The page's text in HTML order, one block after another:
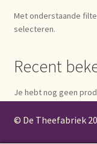
Boletín informativo
Commande et délai
Met onderstaande
selecteren.
Recent
Je hebt nog geen
© De Theefabriek